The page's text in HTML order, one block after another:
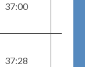
37:00
37:28